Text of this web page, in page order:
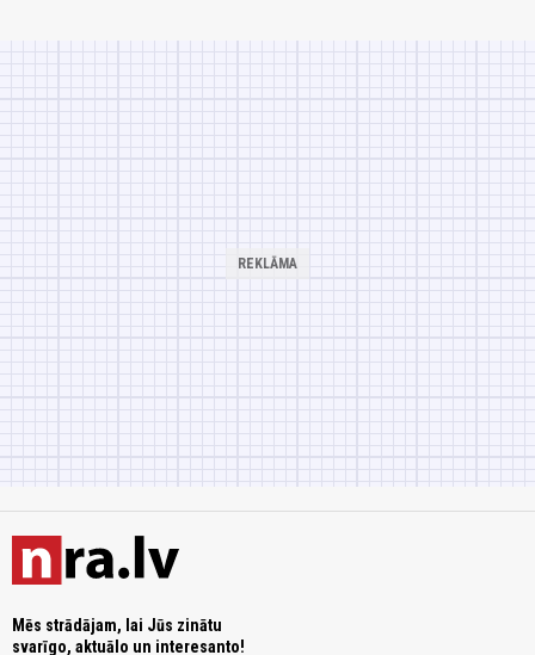
Mēs strādājam, lai Jūs zinātu
svarīgo, aktuālo un interesanto!